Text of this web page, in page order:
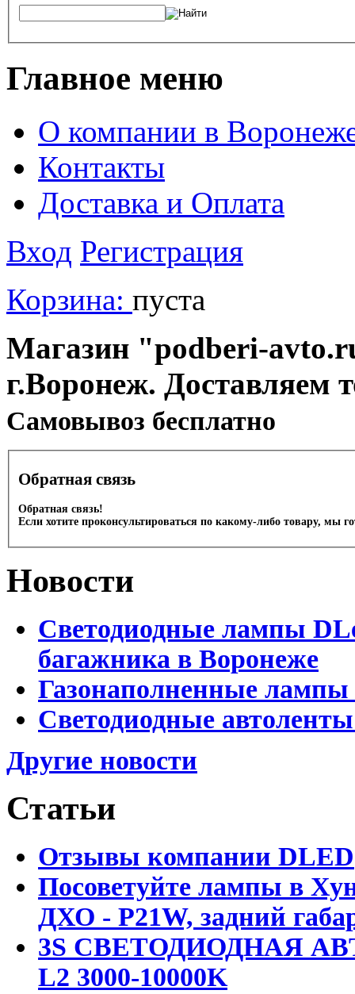
Главное меню
О компании в
Контакты
Доставка и Оплата
Вход Регистрация
Корзина: пуста
Магазин "podberi-
г.Воронеж. Доставляем
Cамовывоз бесплатно
Обратная связь
Обратная связь!
Если хотите проконсультироваться по какому-либо товару, мы
Новости
Светодиодные лампы
багажника в Воронеже
Газонаполненные
Светодиодные
Другие новости
Статьи
Отзывы компании DLED
Посоветуйте лампы в
ДХО - P21W, задний
3S СВЕТОДИОДНАЯ
L2 3000-10000K